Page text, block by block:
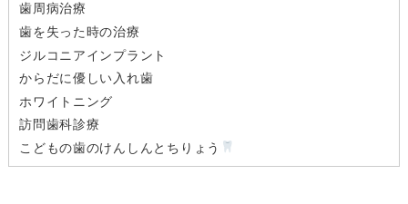
歯周病治療
歯を失った時の治療
ジルコニアインプラント
からだに優しい入れ歯
ホワイトニング
訪問歯科診療
こどもの歯のけんしんとちりょう